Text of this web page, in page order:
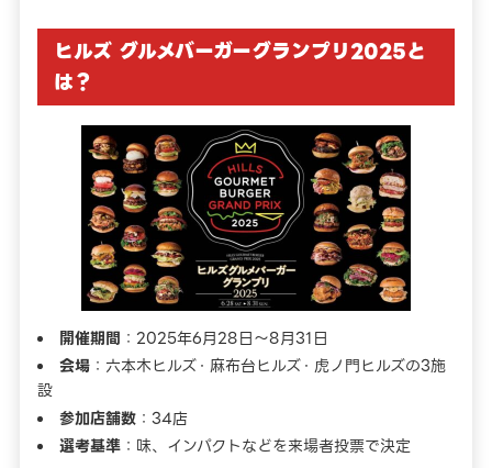
ヒルズ グルメバーガーグランプリ2025と
は？
開催期間 ：2025年6月28日〜8月31日
会場 ：六本木ヒルズ・麻布台ヒルズ・虎ノ門ヒルズの3施
設
参加店舗数 ：34店
選考基準 ：味、インパクトなどを来場者投票で決定